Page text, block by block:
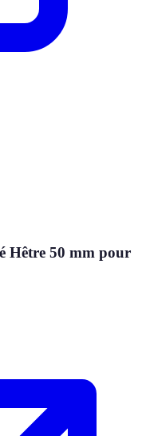
Hêtre 50 mm pour